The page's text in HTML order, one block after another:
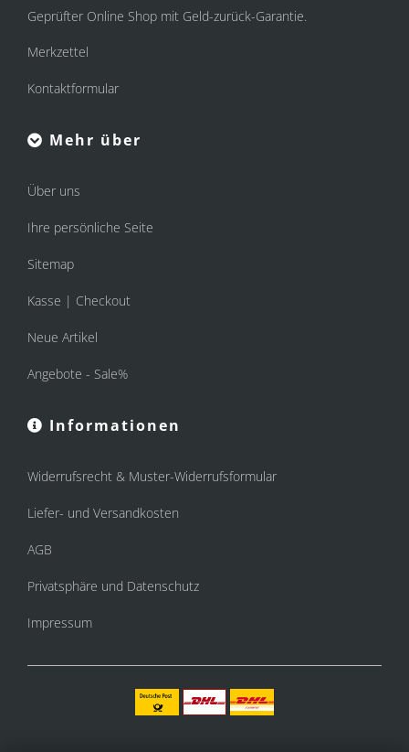
Geprüfter Online Shop mit Geld-zurück-Garantie.
Merkzettel
Kontaktformular
Mehr über
Über uns
Ihre persönliche Seite
Sitemap
Kasse | Checkout
Neue Artikel
Angebote - Sale%
Informationen
Widerrufsrecht & Muster-Widerrufsformular
Liefer- und Versandkosten
AGB
Privatsphäre und Datenschutz
Impressum